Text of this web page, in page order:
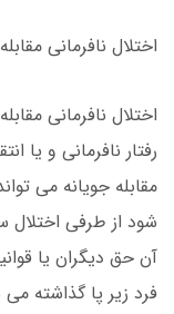
اختلال نافرمانی
اختلال نافرمانی
رفتار نافرمانی و یا
مقابله جویانه می
شود از طرفی اختلال
آن حق دیگران یا
فرد زیر پا گذاشته